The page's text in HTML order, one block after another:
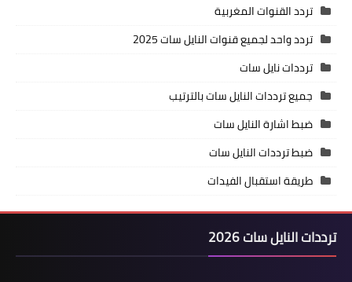
تردد القنوات المغربية
تردد واحد لجميع قنوات النايل سات 2025
ترددات نايل سات
جميع ترددات النايل سات بالترتيب
ضبط اشارة النايل سات
ضبط ترددات النايل سات
طريقة استقبال الفيدات
ترددات النايل سات 2026